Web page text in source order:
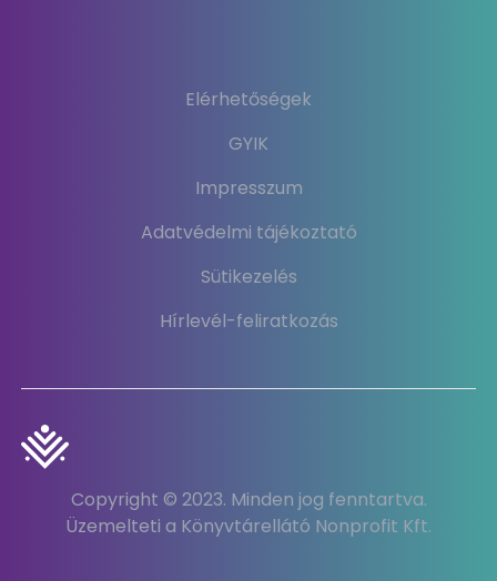
Elérhetőségek
GYIK
Impresszum
Adatvédelmi tájékoztató
Sütikezelés
Hírlevél-feliratkozás
Copyright © 2023. Minden jog fenntartva.
Üzemelteti a Könyvtárellátó Nonprofit Kft.